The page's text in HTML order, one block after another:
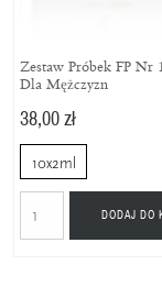
Zestaw Próbek FP Nr
Dla Mężczyzn
38,00 zł
10x2ml
DODAJ DO